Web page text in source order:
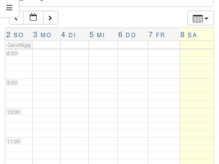
2 SO 3 MO 4 DI 5 MI 6 DO 7 FR 8 SA
Ganztägig
7:00
8:00
9:00
10:00
11:00